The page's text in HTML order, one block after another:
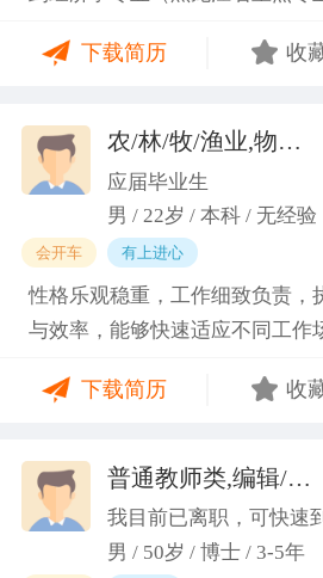
学；研一刚入学就跟随导师参加
基金项目以及国家重大课题项目
（2）沟通能力强，2023年9月-
理办公室担任助管，主要负责硕
题、预答辩和正式答辩答辩秘书
生入学复试相关工作，研究生日
老师和同学多方沟通协调；2025
图书馆信息处担任助管，主要负
上传，毕业生信息核对，以及协
沟通举办各种活动。 （3）组织
一百余人，并组织每天口语晨读
办各种社团内部活动，如迎新、
下载简历 收
农/林/牧/渔业,物业管理,环保,物流/仓储,人事/行政/后勤
应届毕业生
男 / 22岁 / 本科 / 无经验
会开车 有上进心
性格乐观稳重，工作细致负责，
与效率，能够快速适应不同工作
路与良好的问题处理意识。 拥
稳步成长并创造价值。
下载简历 收
普通教师类,编辑/出版/印刷
我目前已离职，可快速
男 / 50岁 / 博士 / 3-5年